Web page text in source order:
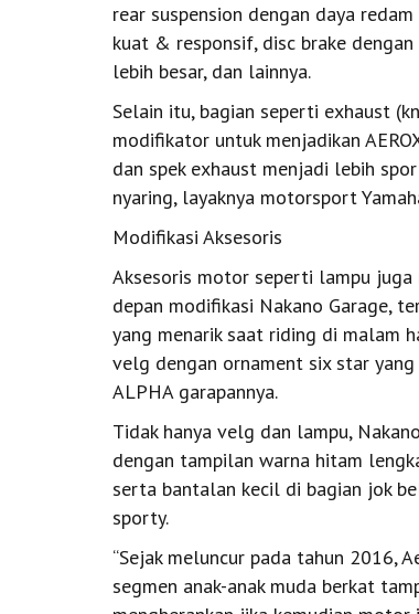
rear suspension dengan daya
kuat & responsif, disc brake
lebih besar, dan lainnya.
Selain itu, bagian seperti exhaust
modifikator untuk menjadikan
dan spek exhaust menjadi lebih
nyaring, layaknya motorsport
Modifikasi Aksesoris
Aksesoris motor seperti lampu
depan modifikasi Nakano Garage,
yang menarik saat riding di malam
velg dengan ornament six star yang
ALPHA garapannya.
Tidak hanya velg dan lampu,
dengan tampilan warna hitam
serta bantalan kecil di bagian jok
sporty.
“Sejak meluncur pada tahun 2016,
segmen anak-anak muda berkat